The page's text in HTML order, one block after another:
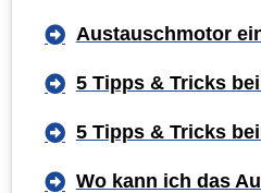
Austauschmotor
5 Tipps & Tricks
5 Tipps & Tricks
Wo kann ich das